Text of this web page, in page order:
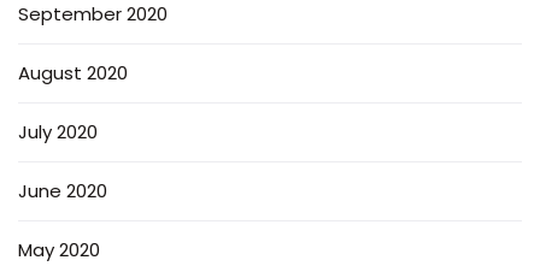
September 2020
August 2020
July 2020
June 2020
May 2020